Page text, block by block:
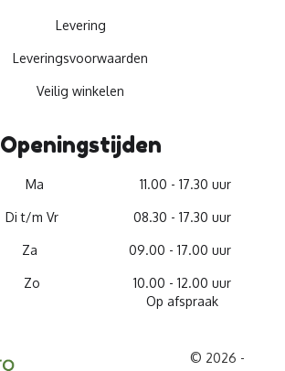
Levering
Leveringsvoorwaarden
Veilig winkelen
Openingstijden
Ma 11.00 - 17.30 uur
Di t/m Vr 08.30 - 17.30 uur
Za 09.00 - 17.00 uur
Zo
10.00 - 12.00 uur
Op afspraak
© 2026 -